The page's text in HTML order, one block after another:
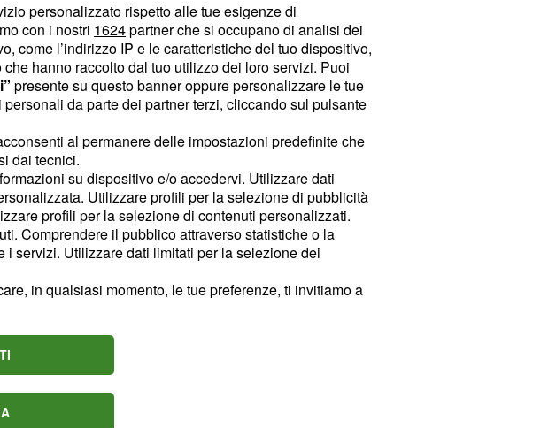
personalizzato rispetto alle tue esigenze di
con i nostri 1624partner che si occupano di analisi dei
come l’indirizzo IP e le caratteristiche del tuo dispositivo,
hanno raccolto dal tuo utilizzo dei loro servizi. Puoi
presente su questo banner oppure personalizzare le tue
da parte dei partner terzi, cliccando sul pulsante
al permanere delle impostazioni predefinite che
dai tecnici.
su dispositivo e/o accedervi. Utilizzare dati
Utilizzare profili per la selezione di pubblicità
profili per la selezione di contenuti personalizzati.
Comprendere il pubblico attraverso statistiche o la
servizi. Utilizzare dati limitati per la selezione dei
in qualsiasi momento, le tue preferenze, ti invitiamo a